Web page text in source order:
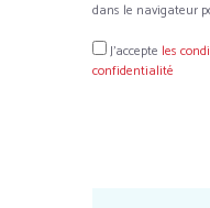
dans le navigateur
J’accepte les
confidentialité